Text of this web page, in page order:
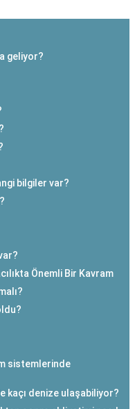
geliyor?
bilgiler var?
Önemli Bir Kavram
sistemlerinde
kaçı denize ulaşabiliyor?